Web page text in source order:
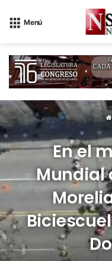
Menú
En el
Mundial